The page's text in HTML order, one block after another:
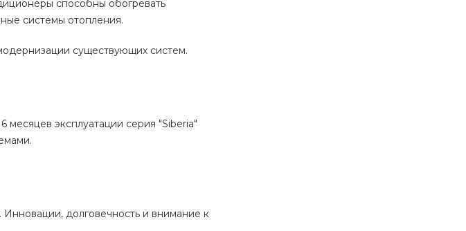
способны обогревать
системы отопления.
существующих систем.
эксплуатации серия "Siberia"
долговечность и внимание к